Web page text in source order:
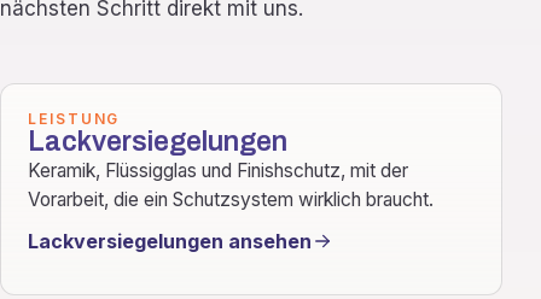
nächsten Schritt direkt mit uns.
LEISTUNG
Lackversiegelungen
Keramik, Flüssigglas und Finishschutz, mit der
Vorarbeit, die ein Schutzsystem wirklich braucht.
Lackversiegelungen ansehen